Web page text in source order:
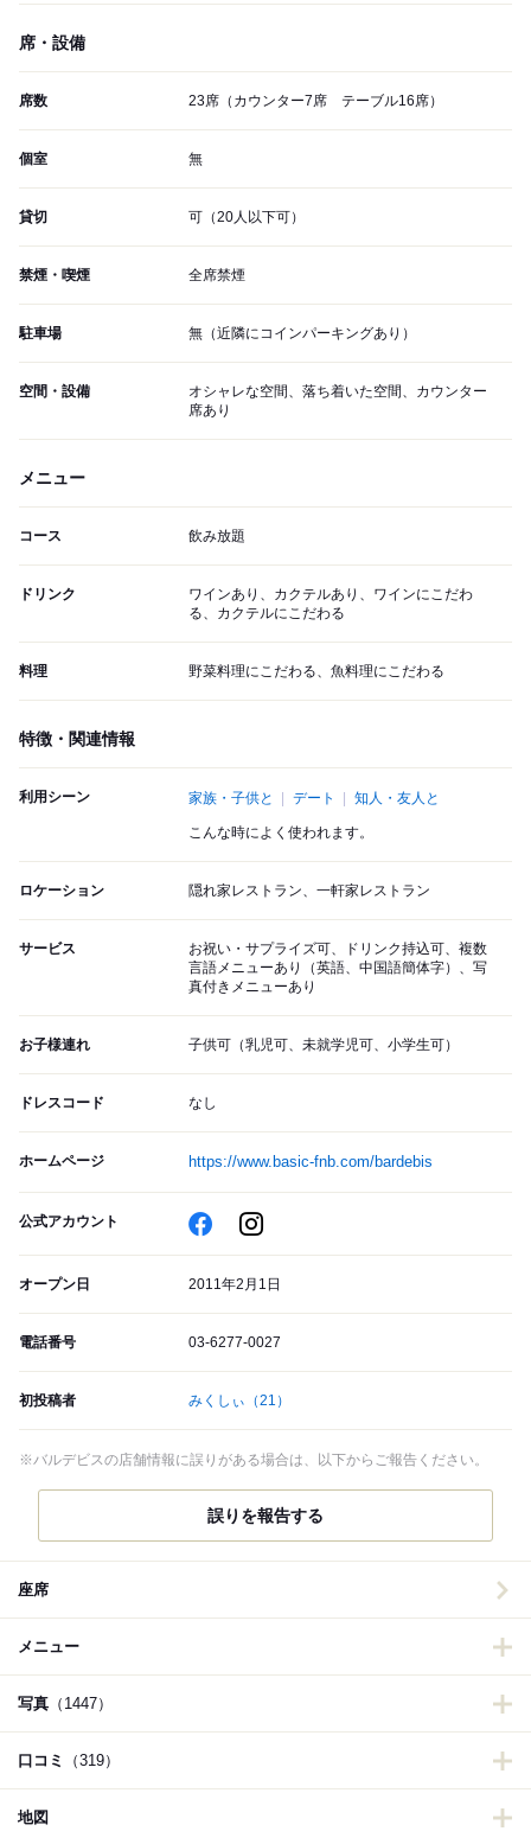
席・設備
席数 23席（カウンター7席 テーブル16席）
個室 無
貸切 可（20人以下可）
禁煙・喫煙 全席禁煙
駐車場 無（近隣にコインパーキングあり）
空間・設備
オシャレな空間、落ち着いた空間、カウンター
席あり
メニュー
コース 飲み放題
ドリンク
ワインあり、カクテルあり、ワインにこだわ
る、カクテルにこだわる
料理 野菜料理にこだわる、魚料理にこだわる
特徴・関連情報
利用シーン 家族・子供と デート 知人・友人と
こんな時によく使われます。
ロケーション 隠れ家レストラン、一軒家レストラン
サービス
お祝い・サプライズ可、ドリンク持込可、複数
言語メニューあり（英語、中国語簡体字）、写
真付きメニューあり
お子様連れ 子供可（乳児可、未就学児可、小学生可）
ドレスコード なし
ホームページ https://www.basic-fnb.com/bardebis
公式アカウント
オープン日 2011年2月1日
電話番号 03-6277-0027
初投稿者 みくしぃ （21）
※バルデビスの店舗情報に誤りがある場合は、以下からご報告ください。
誤りを報告する
座席
メニュー
写真 （1447）
口コミ （319）
地図